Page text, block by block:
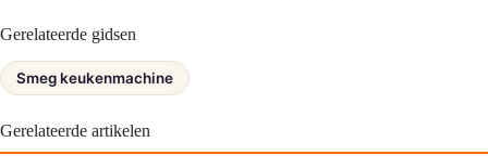
Gerelateerde gidsen
Smeg keukenmachine
Gerelateerde artikelen